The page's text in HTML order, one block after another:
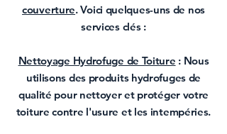
couverture. Voici quelques-uns de nos
services clés :
Nettoyage Hydrofuge de Toiture : Nous
utilisons des produits hydrofuges de
qualité pour nettoyer et protéger votre
toiture contre l'usure et les intempéries.